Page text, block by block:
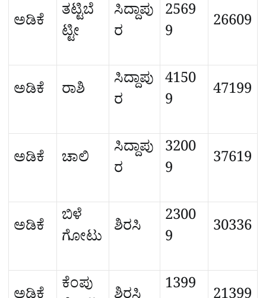
ಅಡಿಕೆ
ತಟ್ಟಿಬೆ
ಟ್ಟೀ
ಸಿದ್ದಾಪು
ರ
2569
9
26609
ಅಡಿಕೆ ರಾಶಿ
ಸಿದ್ದಾಪು
ರ
4150
9
47199
ಅಡಿಕೆ ಚಾಲಿ
ಸಿದ್ದಾಪು
ರ
3200
9
37619
ಅಡಿಕೆ
ಬಿಳೆ
ಗೋಟು ಶಿರಸಿ
2300
9
30336
ಕೆಂಪು
1399